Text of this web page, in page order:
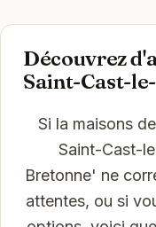
Découvrez
Saint-Cast-
Si la maisons
Saint-Cast-
Bretonne' ne
attentes, ou si